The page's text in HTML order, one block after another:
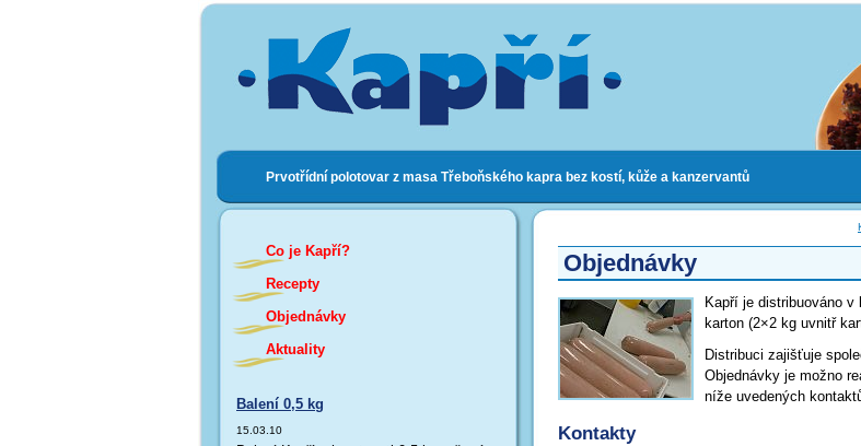
Prvotřídní polotovar z masa Třeboňského kapra bez kostí, kůže a kanzervantů
Objednávky
Kapří je distribuováno
karton (2×2 kg uvnitř
Distribuci zajišťuje
Objednávky je možno
níže uvedených
Kontakty
Co je Kapří?
Recepty
Objednávky
Aktuality
Balení 0,5 kg
15.03.10